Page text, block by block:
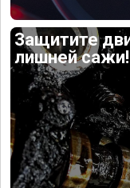
Защитите
лишней сажи!